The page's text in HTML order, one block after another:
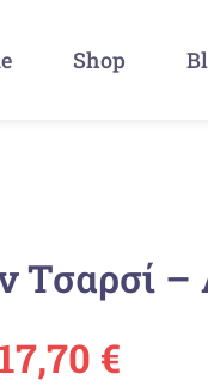
Shop
Τσαρσί –
17,70 €